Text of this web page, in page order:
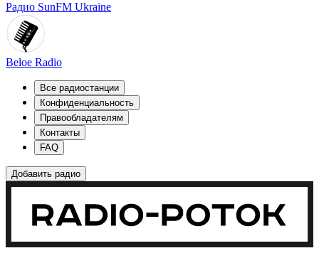
Радио SunFM Ukraine
Beloe Radio
Все радиостанции
Конфиденциальность
Правообладателям
Контакты
FAQ
Добавить радио